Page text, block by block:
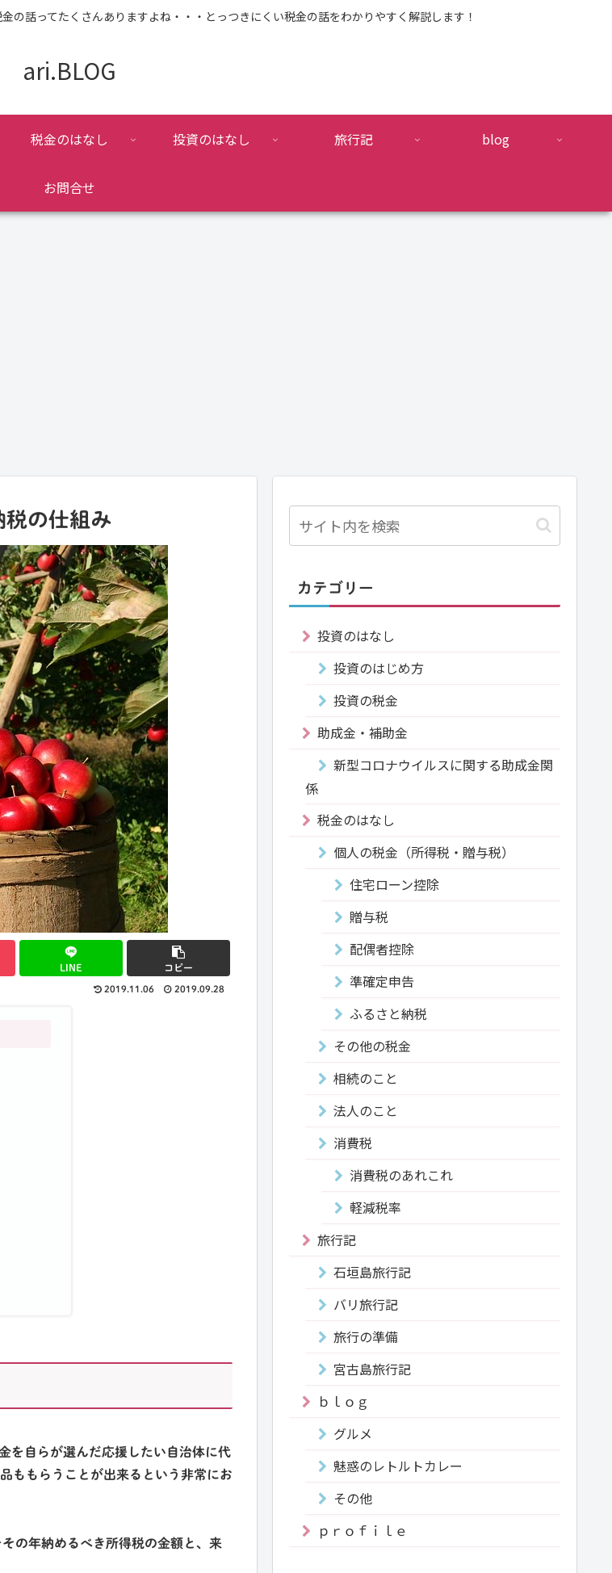
の話ってたくさんありますよね・・・とっつきにくい税金の話をわかりやすく解説します！
ari.BLOG
税金のはなし 投資のはなし 旅行記 blog
お問合せ
税の仕組み
LINE コピー
2019.11.06 2019.09.28
を自らが選んだ応援したい自治体に代
ももらうことが出来るという非常にお
の年納めるべき所得税の金額と、来
カテゴリー
投資のはなし
投資のはじめ方
投資の税金
助成金・補助金
新型コロナウイルスに関する助成金関
係
税金のはなし
個人の税金（所得税・贈与税）
住宅ローン控除
贈与税
配偶者控除
準確定申告
ふるさと納税
その他の税金
相続のこと
法人のこと
消費税
消費税のあれこれ
軽減税率
旅行記
石垣島旅行記
バリ旅行記
旅行の準備
宮古島旅行記
ｂｌｏｇ
グルメ
魅惑のレトルトカレー
その他
ｐｒｏｆｉｌｅ